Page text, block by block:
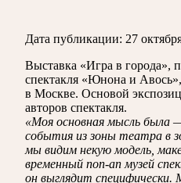
Дата публикации: 27
Выставка «Игра в города»,
спектакля «Юнона и
в Москве. Основой
авторов спектакля.
«Моя основная мысль была
события из зоны театра в
мы видим некую модель,
временный поп-ап музей
он выглядит специфически.